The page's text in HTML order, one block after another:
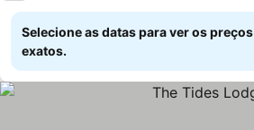
Selecione as datas para ver os preços
exatos.